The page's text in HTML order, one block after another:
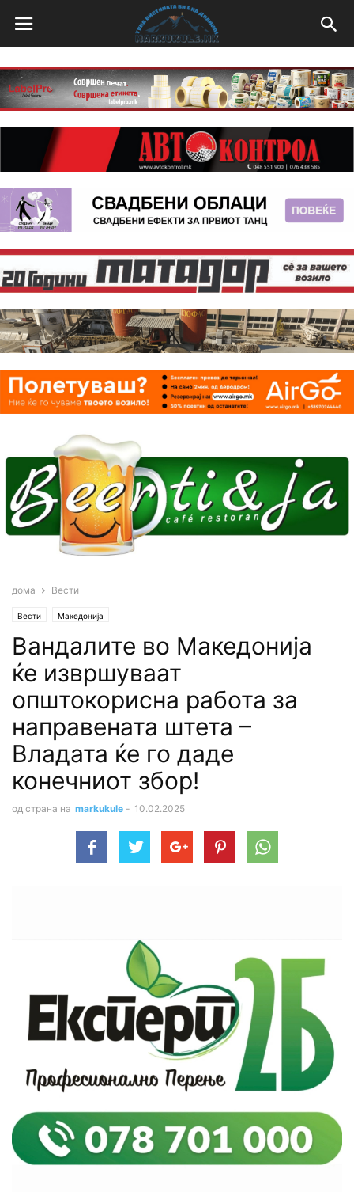
дома Вести
Вести Македонија
Вандалите во Македонија
ќе извршуваат
општокорисна работа за
направената штета –
Владата ќе го даде
конечниот збор!
од страна на markukule - 10.02.2025